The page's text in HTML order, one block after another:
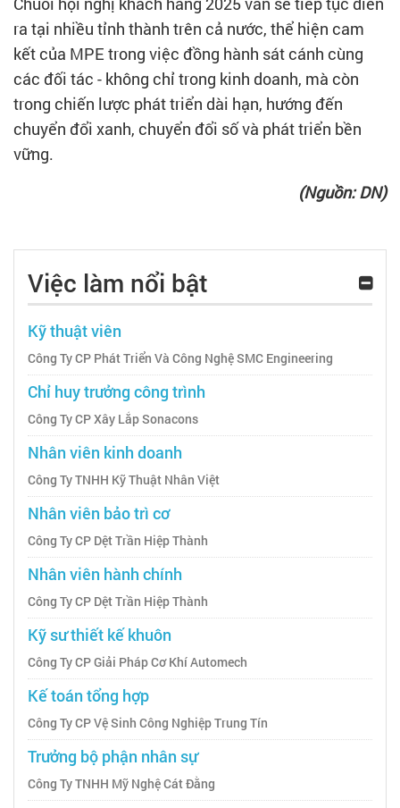
ra tại nhiều tỉnh thành trên cả nước, thể hiện cam
kết của MPE trong việc đồng hành sát cánh cùng
các đối tác - không chỉ trong kinh doanh, mà còn
trong chiến lược phát triển dài hạn, hướng đến
chuyển đổi xanh, chuyển đổi số và phát triển bền
vững.
(Nguồn: DN)
Việc làm nổi bật
Kỹ thuật viên
Công Ty CP Phát Triển Và Công Nghệ SMC Engineering
Chỉ huy trưởng công trình
Công Ty CP Xây Lắp Sonacons
Nhân viên kinh doanh
Công Ty TNHH Kỹ Thuật Nhân Việt
Nhân viên bảo trì cơ
Công Ty CP Dệt Trần Hiệp Thành
Nhân viên hành chính
Công Ty CP Dệt Trần Hiệp Thành
Kỹ sư thiết kế khuôn
Công Ty CP Giải Pháp Cơ Khí Automech
Kế toán tổng hợp
Công Ty CP Vệ Sinh Công Nghiệp Trung Tín
Trưởng bộ phận nhân sự
Công Ty TNHH Mỹ Nghệ Cát Đằng